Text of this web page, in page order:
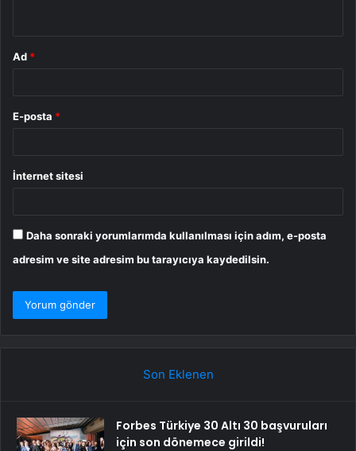
Ad *
E-posta *
İnternet sitesi
Daha sonraki yorumlarımda kullanılması için adım, e-posta
adresim ve site adresim bu tarayıcıya kaydedilsin.
Son Eklenen
Forbes Türkiye 30 Altı 30 başvuruları
için son dönemece girildi!